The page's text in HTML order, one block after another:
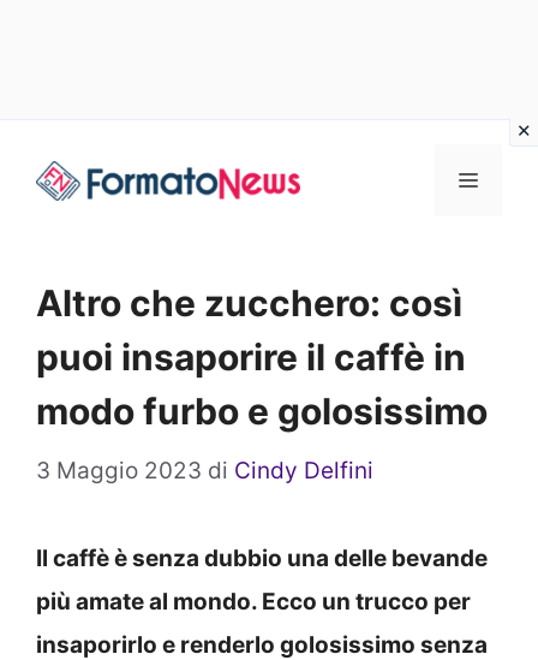
Menu
Altro che zucchero: così
puoi insaporire il caffè in
modo furbo e golosissimo
3 Maggio 2023 di Cindy Delfini
Il caffè è senza dubbio una delle bevande
più amate al mondo. Ecco un trucco per
insaporirlo e renderlo golosissimo senza